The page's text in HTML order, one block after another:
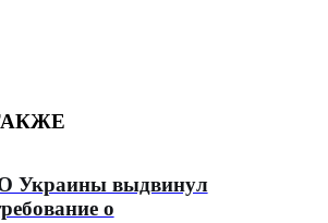
Украины выдвинул
о